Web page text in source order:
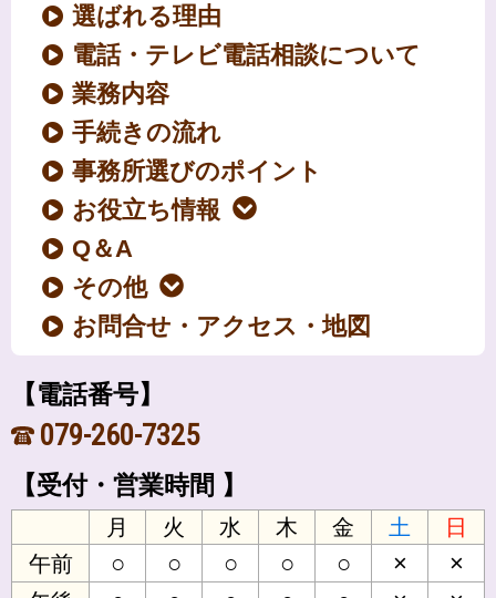
選ばれる理由
電話・テレビ電話相談について
業務内容
手続きの流れ
事務所選びのポイント
お役立ち情報
Q＆A
その他
お問合せ・アクセス・地図
【電話番号】
079-260-7325
【受付・営業時間 】
月 火 水 木 金 土
日
午前
○ ○ ○ ○ ○ × ×